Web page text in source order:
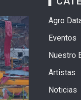
Agro
Eventos
Nuestro
Artistas
Noticias